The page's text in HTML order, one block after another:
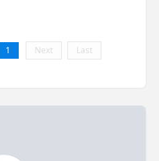
1 Next Last